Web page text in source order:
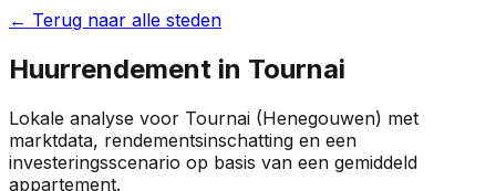
← Terug naar alle steden
Huurrendement in Tournai
Lokale analyse voor Tournai (Henegouwen) met
marktdata, rendementsinschatting en een
investeringsscenario op basis van een gemiddeld
appartement.